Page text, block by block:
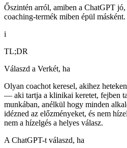
Őszintén arról, amiben a ChatGPT
coaching-termék miben épül másként.
i
TL;DR
Válaszd a Verkét, ha
Olyan coachot keresel, akihez
— aki tartja a klinikai keretet, fejben
munkában, anélkül hogy minden
idézned az előzményeket, és nem
nem a hízelgés a helyes válasz.
A ChatGPT-t válaszd, ha